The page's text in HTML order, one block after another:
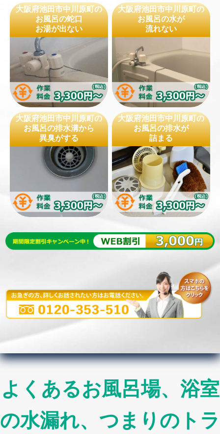
大阪府池田市中川原町の
お風呂の蛇口
お湯が出ない
大阪府池田市中川原町の
お風呂の水が
流れない
大阪府池田市中川原町の
お風呂の排水溝から
異臭がする
大阪府池田市中川原町の
お風呂の排水が
詰まる
よくあるお風呂場、浴室
の水漏れ、つまりのトラ